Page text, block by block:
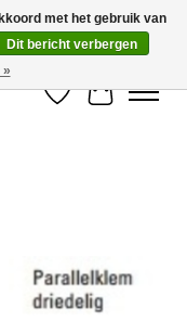
van betonvloeren!
Verlanglijst
Items
met het gebruik van
Dit bericht verbergen
»